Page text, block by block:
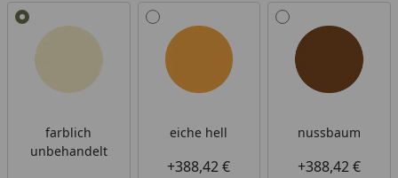
Alle anzeigen (6)
farblich
unbehandelt
eiche hell
+388,42 €
nussbaum
+388,42 €